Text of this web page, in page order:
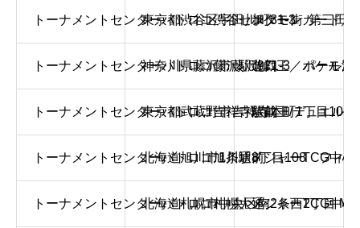
トーナメントセンターバトロコ渋谷センター街
東京都渋谷区宇田川町31-3 第三田
ポケモンカード／
トーナメントセンターバトロコ藤沢駅北口
神奈川県藤沢市藤沢971-3 パール湘
遊戯王／ポケモン
トーナメントセンターバトロコ吉祥寺駅前
東京都武蔵野市吉祥寺本町1丁目10-
遊戯王/デュエル
トーナメントセンターバトロコ旭川駅前
北海道旭川市1条通8丁目108 フィ
メジャーTCG中心
トーナメントセンターバトロコ札幌大通
北海道札幌市中央区南2条西2丁目 M
メジャーTCG中心